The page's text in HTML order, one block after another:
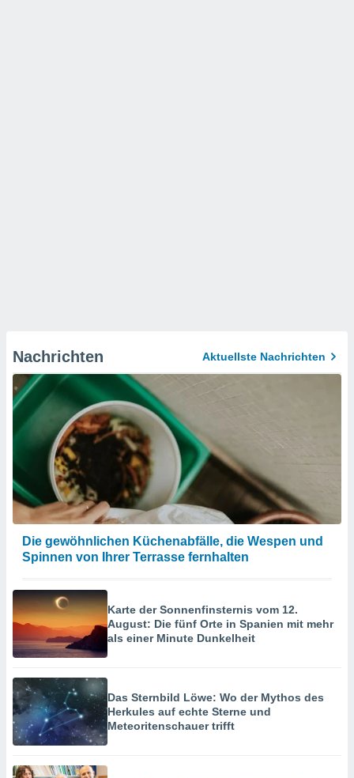
Nachrichten Aktuellste Nachrichten
Die gewöhnlichen Küchenabfälle, die Wespen und
Spinnen von Ihrer Terrasse fernhalten
Karte der Sonnenfinsternis vom 12.
August: Die fünf Orte in Spanien mit mehr
als einer Minute Dunkelheit
Das Sternbild Löwe: Wo der Mythos des
Herkules auf echte Sterne und
Meteoritenschauer trifft